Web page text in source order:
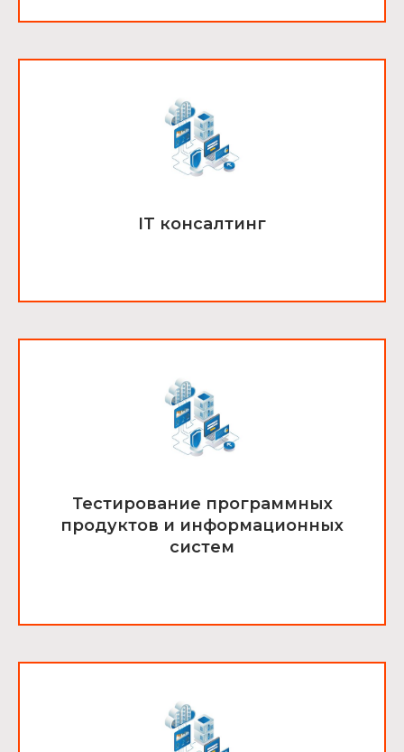
IT консалтинг
Тестирование программных
продуктов и информационных
систем